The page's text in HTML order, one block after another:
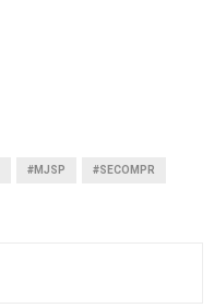
#MJSP #SECOMPR